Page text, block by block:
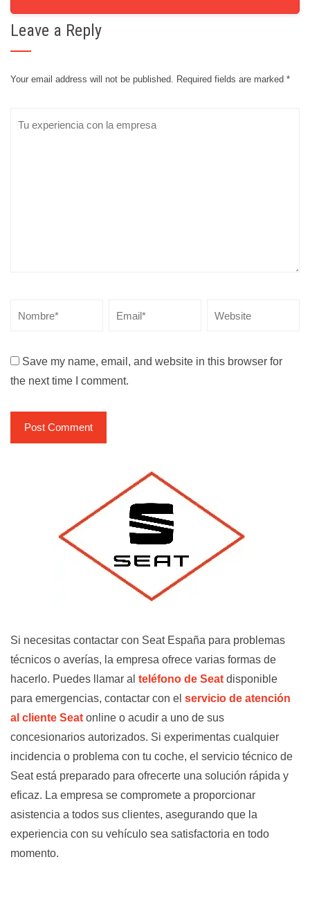
Leave a Reply
Your email address will not be published. Required fields are marked *
Save my name, email, and website in this browser for
the next time I comment.
Si necesitas contactar con Seat España para problemas
técnicos o averías, la empresa ofrece varias formas de
hacerlo. Puedes llamar al teléfono de Seat disponible
para emergencias, contactar con el servicio de atención
al cliente Seat online o acudir a uno de sus
concesionarios autorizados. Si experimentas cualquier
incidencia o problema con tu coche, el servicio técnico de
Seat está preparado para ofrecerte una solución rápida y
eficaz. La empresa se compromete a proporcionar
asistencia a todos sus clientes, asegurando que la
experiencia con su vehículo sea satisfactoria en todo
momento.